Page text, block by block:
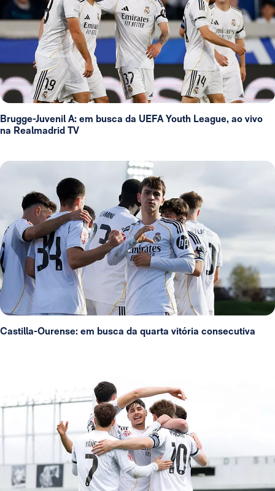
Brugge-Juvenil A: em busca da UEFA Youth League, ao vivo
na Realmadrid TV
Castilla-Ourense: em busca da quarta vitória consecutiva